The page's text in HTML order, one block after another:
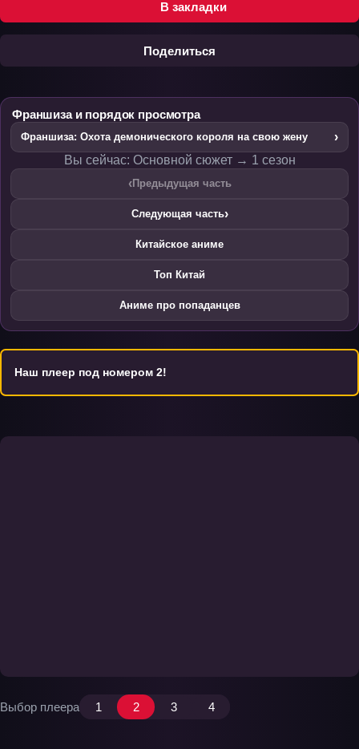
В закладки
Поделиться
Франшиза и порядок просмотра
Франшиза: Охота демонического короля на свою жену
›
Вы сейчас: Основной сюжет → 1 сезон
‹Предыдущая часть
Следующая часть›
Китайское аниме
Топ Китай
Аниме про попаданцев
Наш плеер под номером 2!
Выбор плеера 1 2 3 4